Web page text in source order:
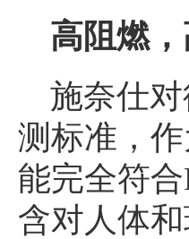
高阻燃
施奈仕
测标准，
能完全符
含对人体